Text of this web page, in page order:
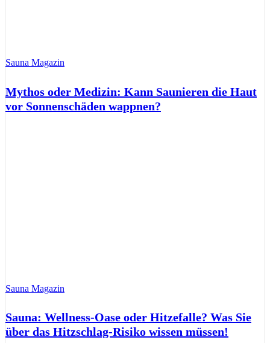
Sauna Magazin
Mythos oder Medizin: Kann Saunieren die Haut
vor Sonnenschäden wappnen?
Sauna Magazin
Sauna: Wellness-Oase oder Hitzefalle? Was Sie
über das Hitzschlag-Risiko wissen müssen!